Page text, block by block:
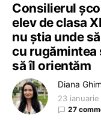
Consilierul
elev de clasa
nu știa unde
cu rugămintea
să îl orientăm
Diana
23
27